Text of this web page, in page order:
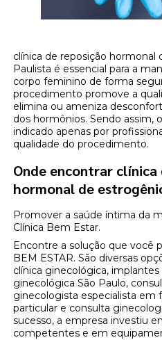
clínica de reposição hormonal
Paulista é essencial para a
corpo feminino de forma
procedimento promove a
elimina ou ameniza
dos hormônios. Sendo assim,
indicado apenas por
qualidade do procedimento.
Onde encontrar clínica
hormonal de
Promover a saúde íntima da
Clínica Bem Estar.
Encontre a solução que você
BEM ESTAR. São diversas
clínica ginecológica, implantes
ginecológica São Paulo,
ginecologista especialista em
particular e consulta
sucesso, a empresa investiu
competentes e em